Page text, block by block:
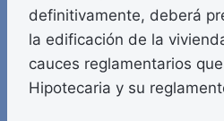
definitivamente, deberá
la edificación de la
cauces reglamentarios
Hipotecaria y su